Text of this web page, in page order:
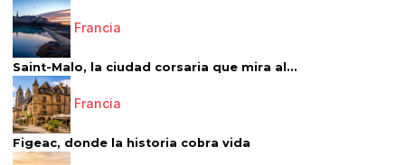
Francia
Saint-Malo, la ciudad corsaria que mira al...
Francia
Figeac, donde la historia cobra vida